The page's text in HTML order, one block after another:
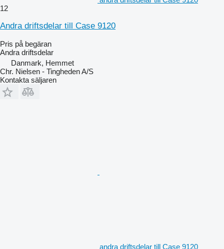
12
Andra driftsdelar till Case 9120
Pris på begäran
Andra driftsdelar
Danmark, Hemmet
Chr. Nielsen - Tingheden A/S
Kontakta säljaren
andra driftsdelar till Case 9120